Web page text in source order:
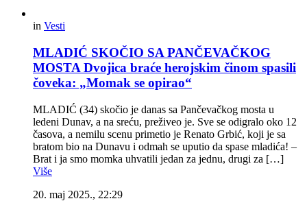
in Vesti
MLADIĆ SKOČIO SA PANČEVAČKOG
MOSTA Dvojica braće herojskim činom spasili
čoveka: „Momak se opirao“
MLADIĆ (34) skočio je danas sa Pančevačkog mosta u
ledeni Dunav, a na sreću, preživeo je. Sve se odigralo oko 12
časova, a nemilu scenu primetio je Renato Grbić, koji je sa
bratom bio na Dunavu i odmah se uputio da spase mladića! –
Brat i ja smo momka uhvatili jedan za jednu, drugi za […]
Više
20. maj 2025., 22:29